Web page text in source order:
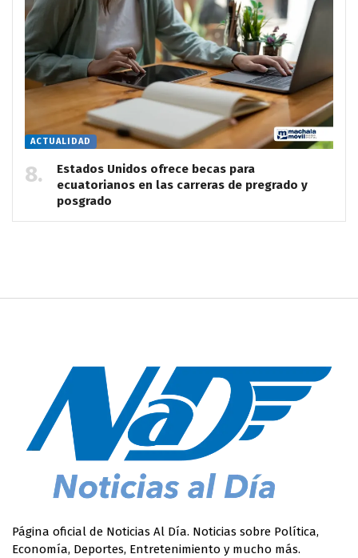
ACTUALIDAD
Estados Unidos ofrece becas para
ecuatorianos en las carreras de pregrado y
posgrado
Página oficial de Noticias Al Día. Noticias sobre Política,
Economía, Deportes, Entretenimiento y mucho más.